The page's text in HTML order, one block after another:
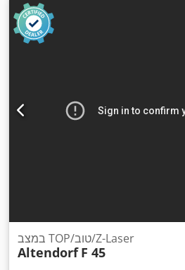
במצב TOP/טוב/Z-Laser
Altendorf F 45